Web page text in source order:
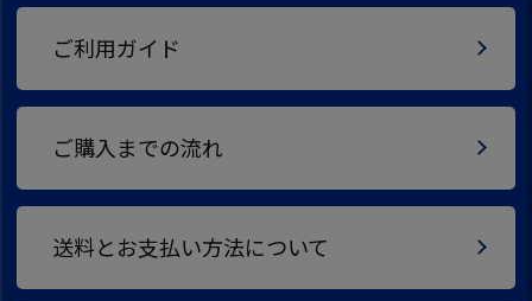
ご利用ガイド
ご購入までの流れ
送料とお支払い方法について